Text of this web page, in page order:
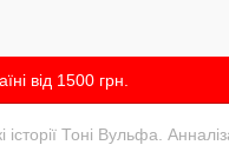
від 1500 грн.
історії Тоні Вульфа.